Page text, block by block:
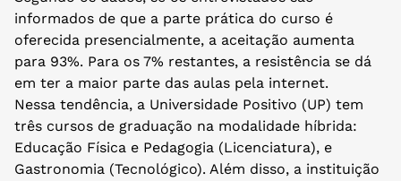
informados de que a parte prática do curso é
oferecida presencialmente, a aceitação aumenta
para 93%. Para os 7% restantes, a resistência se dá
em ter a maior parte das aulas pela internet.
Nessa tendência, a Universidade Positivo (UP) tem
três cursos de graduação na modalidade híbrida:
Educação Física e Pedagogia (Licenciatura), e
Gastronomia (Tecnológico). Além disso, a instituição